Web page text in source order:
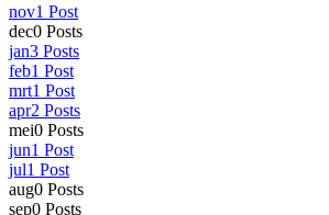
nov1 Post
dec0 Posts
jan3 Posts
feb1 Post
mrt1 Post
apr2 Posts
mei0 Posts
jun1 Post
jul1 Post
aug0 Posts
sep0 Posts